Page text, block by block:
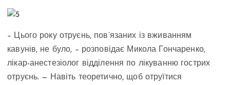
– Цього року отруєнь, пов’язаних із вживанням
кавунів, не було, – розповідає Микола Гончаренко,
лікар-анестезіолог відділення по лікуванню гострих
отруєнь. — Навіть теоретично, щоб отруїтися